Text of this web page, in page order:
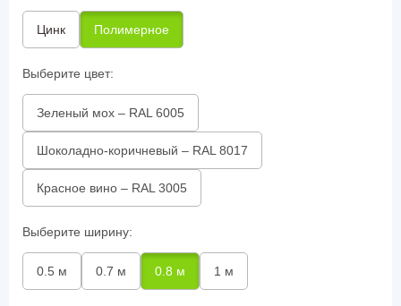
Цинк Полимерное
Выберите цвет:
Зеленый мох – RAL 6005
Шоколадно-коричневый – RAL 8017
Красное вино – RAL 3005
Выберите ширину:
0.5 м 0.7 м 0.8 м 1 м